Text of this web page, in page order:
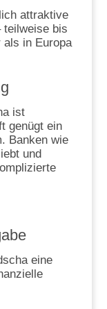
attraktive
teilweise bis
als in Europa
ist
genügt ein
Banken wie
und
eine